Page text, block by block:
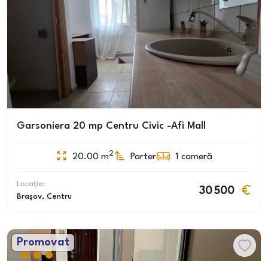
Garsoniera 20 mp Centru Civic -Afi Mall
20.00 m2 Parter 1 cameră
Locație:
Brașov, Centru
30 500
Promovat